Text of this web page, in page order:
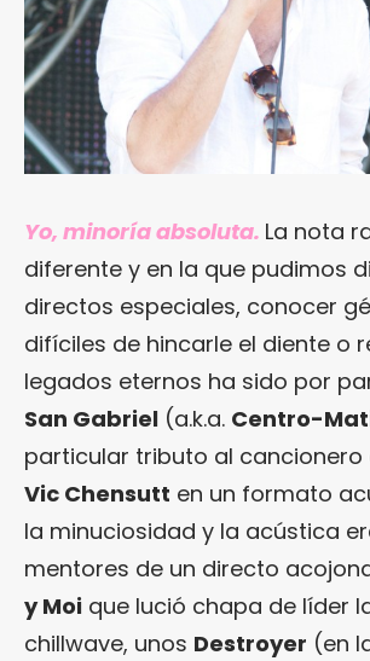
Yo, minoría absoluta. La nota
diferente y en la que pudimos
directos especiales, conocer
difíciles de hincarle el diente o
legados eternos ha sido por
San Gabriel (a.k.a. Centro-
particular tributo al cancionero
Vic Chensutt en un formato
la minuciosidad y la acústica
mentores de un directo
y Moi que lució chapa de líder
chillwave, unos Destroyer (en